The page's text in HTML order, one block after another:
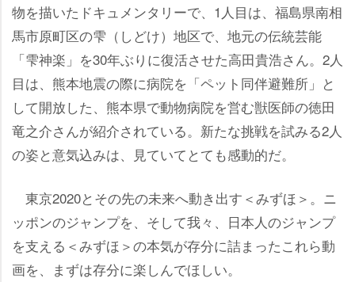
物を描いたドキュメンタリーで、1人目は、福島県南相
馬市原町区の雫（しどけ）地区で、地元の伝統芸能
「雫神楽」を30年ぶりに復活させた高田貴浩さん。2人
目は、熊本地震の際に病院を「ペット同伴避難所」と
して開放した、熊本県で動物病院を営む獣医師の徳田
竜之介さんが紹介されている。新たな挑戦を試みる2人
の姿と意気込みは、見ていてとても感動的だ。
東京2020とその先の未来へ動き出す＜みずほ＞。ニ
ッポンのジャンプを、そして我々、日本人のジャンプ
を支える＜みずほ＞の本気が存分に詰まったこれら動
画を、まずは存分に楽しんでほしい。